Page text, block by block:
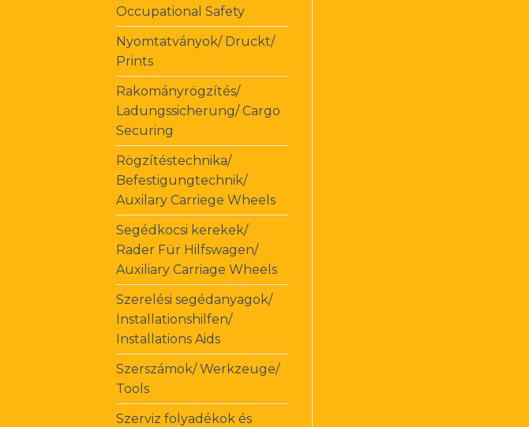
Occupational Safety
Nyomtatványok/ Druckt/
Prints
Rakományrögzítés/
Ladungssicherung/ Cargo
Securing
Rögzítéstechnika/
Befestigungtechnik/
Auxilary Carriege Wheels
Segédkocsi kerekek/
Rader Für Hilfswagen/
Auxiliary Carriage Wheels
Szerelési segédanyagok/
Installationshilfen/
Installations Aids
Szerszámok/ Werkzeuge/
Tools
Szerviz folyadékok és